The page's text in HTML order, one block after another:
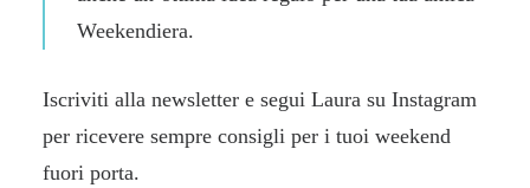
Weekendiera.
Iscriviti alla newsletter e segui Laura su Instagram
per ricevere sempre consigli per i tuoi weekend
fuori porta.